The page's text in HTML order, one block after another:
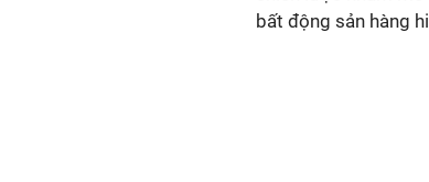
bất động sản hàng